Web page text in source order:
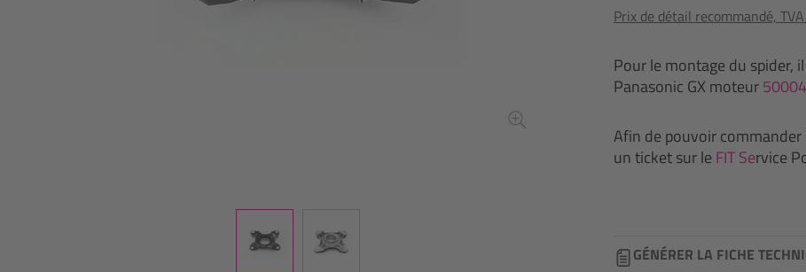
Prix de détail recommandé,
Pour le montage du spider,
Panasonic GX moteur
Afin de pouvoir
un ticket sur le FIT Service
GÉNÉRER LA FICHE